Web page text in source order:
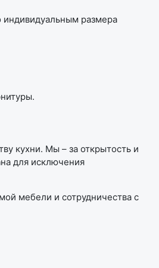
индивидуальным размера
кухни. Мы – за открытость и
для исключения
мебели и сотрудничества с